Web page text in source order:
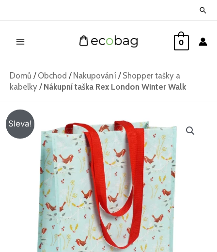
0
Domů / Obchod / Nakupování / Shopper tašky a
kabelky / Nákupní taška Rex London Winter Walk
Sleva!
Původní
cena
byla:
125 Kč.
Aktuální
cena
je:
105 Kč.
Nákupní
množství